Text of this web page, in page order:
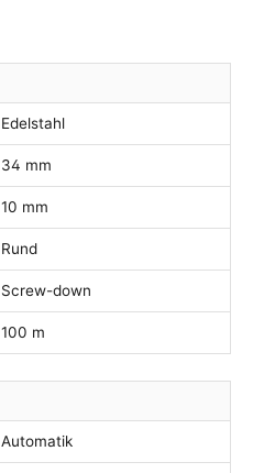
Edelstahl
34 mm
10 mm
Rund
Screw-down
100 m
Automatik